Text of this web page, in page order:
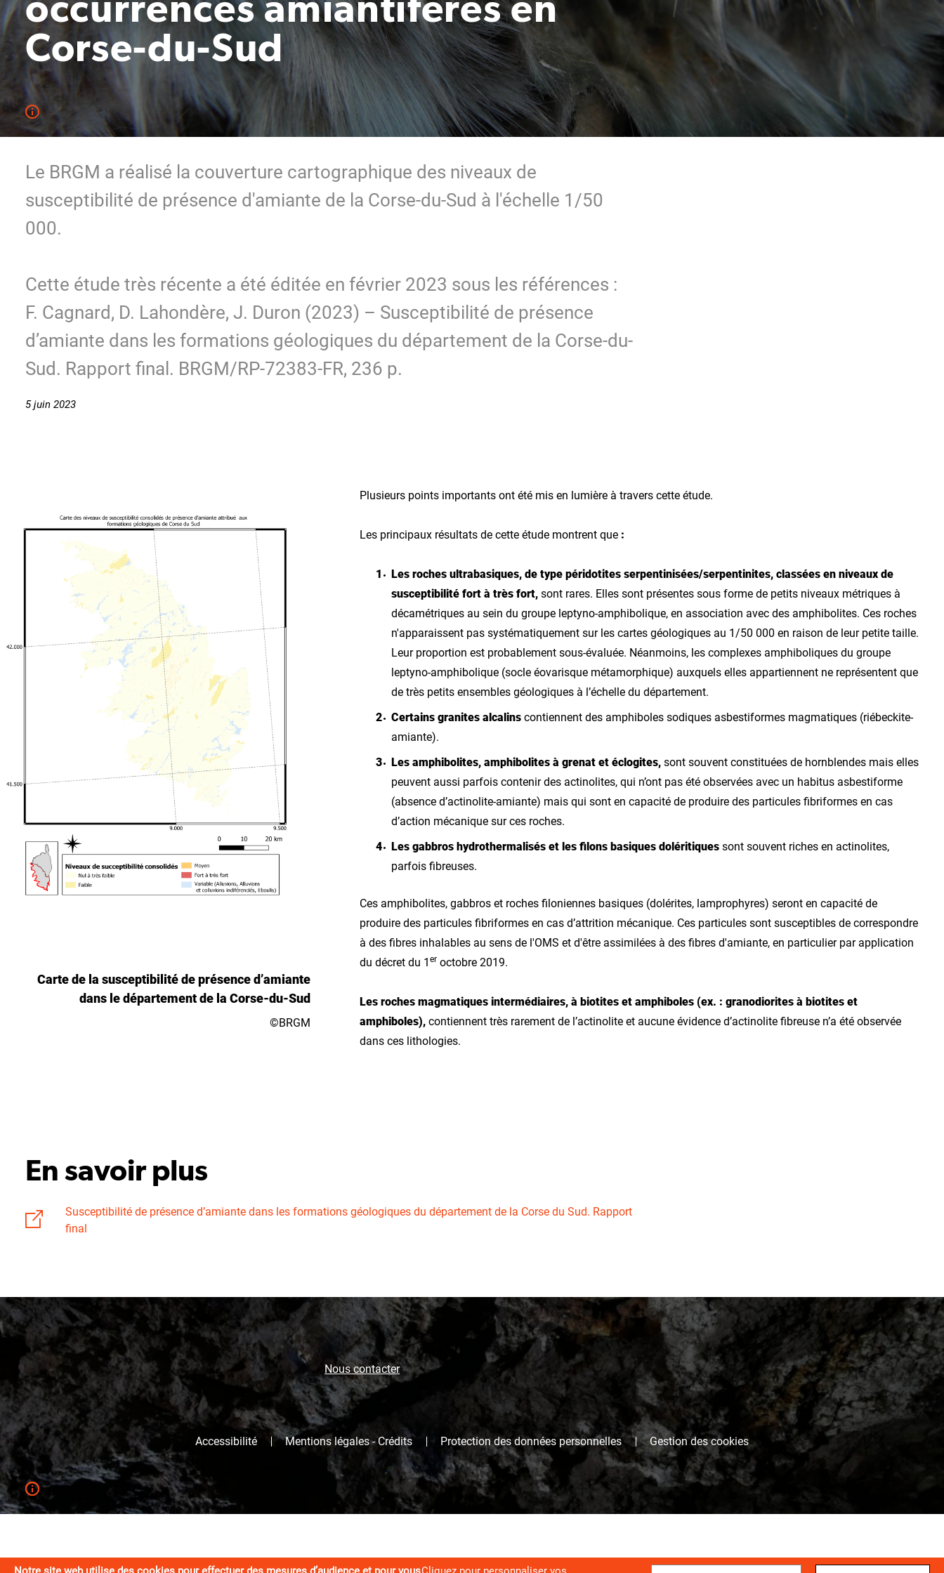
Corse-du-Sud
Le BRGM a réalisé la couverture cartographique des niveaux de
susceptibilité de présence d'amiante de la Corse-du-Sud à l'échelle 1/50
000.
Cette étude très récente a été éditée en février 2023 sous les références :
F. Cagnard, D. Lahondère, J. Duron (2023) – Susceptibilité de présence
d’amiante dans les formations géologiques du département de la Corse-du-
Sud. Rapport final. BRGM/RP-72383-FR, 236 p.
5 juin 2023
Carte de la susceptibilité de présence d’amiante
dans le département de la Corse-du-Sud
©BRGM
Plusieurs points importants ont été mis en lumière à travers cette étude.
Les principaux résultats de cette étude montrent que:
Les roches ultrabasiques, de type péridotites serpentinisées/serpentinites, classées en niveaux de
susceptibilité fort à très fort, sont rares. Elles sont présentes sous forme de petits niveaux métriques à
décamétriques au sein du groupe leptyno-amphibolique, en association avec des amphibolites. Ces roches
n'apparaissent pas systématiquement sur les cartes géologiques au 1/50 000 en raison de leur petite taille.
Leur proportion est probablement sous-évaluée. Néanmoins, les complexes amphiboliques du groupe
leptyno-amphibolique (socle éovarisque métamorphique) auxquels elles appartiennent ne représentent que
de très petits ensembles géologiques à l’échelle du département.
Certains granites alcalins contiennent des amphiboles sodiques asbestiformes magmatiques (riébeckite-
amiante).
Les amphibolites, amphibolites à grenat et éclogites, sont souvent constituées de hornblendes mais elles
peuvent aussi parfois contenir des actinolites, qui n’ont pas été observées avec un habitus asbestiforme
(absence d’actinolite-amiante) mais qui sont en capacité de produire des particules fibriformes en cas
d’action mécanique sur ces roches.
Les gabbros hydrothermalisés et les filons basiques doléritiques sont souvent riches en actinolites,
parfois fibreuses.
Ces amphibolites, gabbros et roches filoniennes basiques (dolérites, lamprophyres) seront en capacité de
produire des particules fibriformes en cas d’attrition mécanique. Ces particules sont susceptibles de correspondre
à des fibres inhalables au sens de l'OMS et d'être assimilées à des fibres d'amiante, en particulier par application
du décret du 1 eroctobre 2019.
Les roches magmatiques intermédiaires, à biotites et amphiboles (ex. : granodiorites à biotites et
amphiboles), contiennent très rarement de l’actinolite et aucune évidence d’actinolite fibreuse n’a été observée
dans ces lithologies.
En savoir plus
Susceptibilité de présence d’amiante dans les formations géologiques du département de la Corse du Sud. Rapport
final
Nous contacter
Accessibilité Mentions légales - Crédits Protection des données personnelles Gestion des cookies